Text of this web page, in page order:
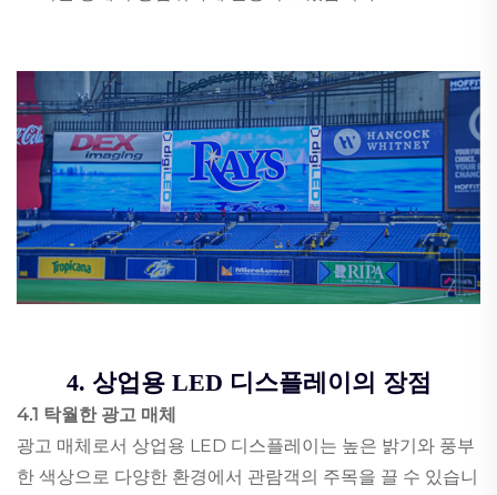
4. 상업용 LED 디스플레이의 장점
4.1 탁월한 광고 매체
광고 매체로서 상업용 LED 디스플레이는 높은 밝기와 풍부
한 색상으로 다양한 환경에서 관람객의 주목을 끌 수 있습니